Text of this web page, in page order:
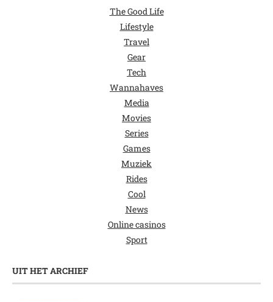
The Good Life
Lifestyle
Travel
Gear
Tech
Wannahaves
Media
Movies
Series
Games
Muziek
Rides
Cool
News
Online casinos
Sport
UIT HET ARCHIEF